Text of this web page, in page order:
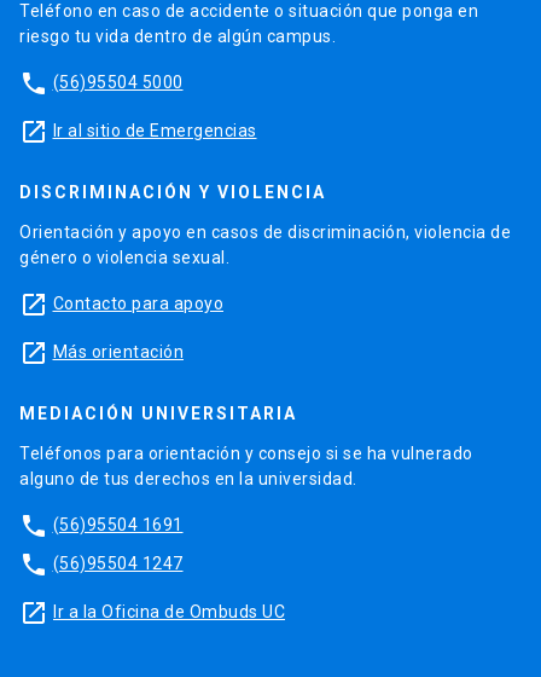
Teléfono en caso de accidente o situación que ponga en
riesgo tu vida dentro de algún campus.
phone (56)95504 5000
launch Ir al sitio de Emergencias
DISCRIMINACIÓN Y VIOLENCIA
Orientación y apoyo en casos de discriminación, violencia de
género o violencia sexual.
launch Contacto para apoyo
launch Más orientación
MEDIACIÓN UNIVERSITARIA
Teléfonos para orientación y consejo si se ha vulnerado
alguno de tus derechos en la universidad.
phone (56)95504 1691
phone (56)95504 1247
launch Ir a la Oficina de Ombuds UC